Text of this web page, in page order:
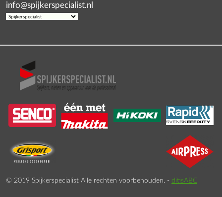
info@spijkerspecialist.nl
© 2019 Spijkerspecialist Alle rechten voorbehouden. - ditisABC